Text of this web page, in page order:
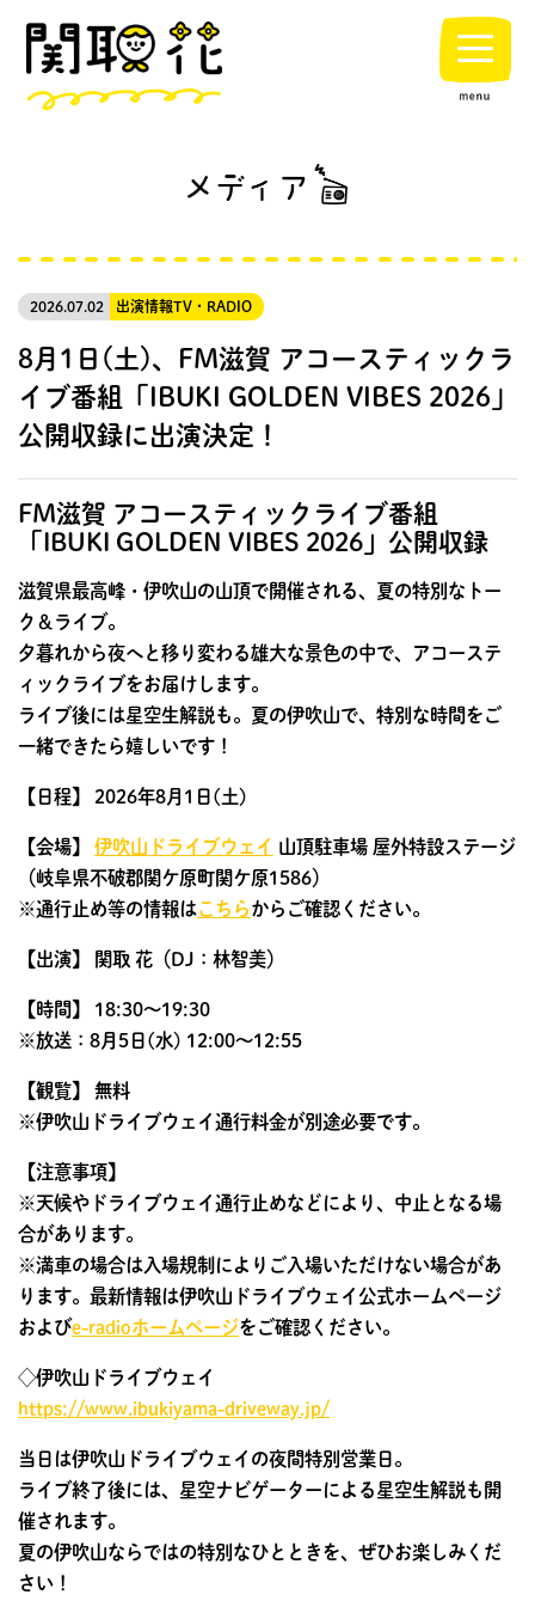
2026.07.02 出演情報TV・RADIO
8月1日(土)、FM滋賀 アコースティックラ
イブ番組「IBUKI GOLDEN VIBES 2026」
公開収録に出演決定！
FM滋賀 アコースティックライブ番組
「IBUKI GOLDEN VIBES 2026」公開収録
滋賀県最高峰・伊吹山の山頂で開催される、夏の特別なトー
ク＆ライブ。
夕暮れから夜へと移り変わる雄大な景色の中で、アコーステ
ィックライブをお届けします。
ライブ後には星空生解説も。夏の伊吹山で、特別な時間をご
一緒できたら嬉しいです！
【日程】 2026年8月1日(土)
【会場】 伊吹山ドライブウェイ 山頂駐車場 屋外特設ステージ
（岐阜県不破郡関ケ原町関ケ原1586）
※通行止め等の情報はこちらからご確認ください。
【出演】 関取 花（DJ：林智美）
【時間】 18:30〜19:30
※放送：8月5日(水) 12:00〜12:55
【観覧】 無料
※伊吹山ドライブウェイ通行料金が別途必要です。
【注意事項】
※天候やドライブウェイ通行止めなどにより、中止となる場
合があります。
※満車の場合は入場規制によりご入場いただけない場合があ
ります。最新情報は伊吹山ドライブウェイ公式ホームページ
およびe-radioホームページをご確認ください。
◇伊吹山ドライブウェイ
https://www.ibukiyama-driveway.jp/
当日は伊吹山ドライブウェイの夜間特別営業日。
ライブ終了後には、星空ナビゲーターによる星空生解説も開
催されます。
夏の伊吹山ならではの特別なひとときを、ぜひお楽しみくだ
さい！